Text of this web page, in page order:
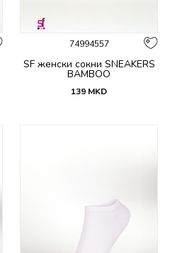
74994557
SF женски сокни SNEAKERS
BAMBOO
139 MKD